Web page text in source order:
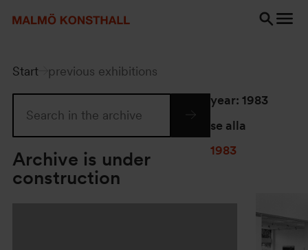
Start previous exhibitions
Archive is under
construction
year: 1983
se alla
1983